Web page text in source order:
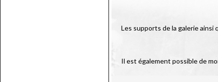
Les supports de la galerie ainsi
Il est également possible de